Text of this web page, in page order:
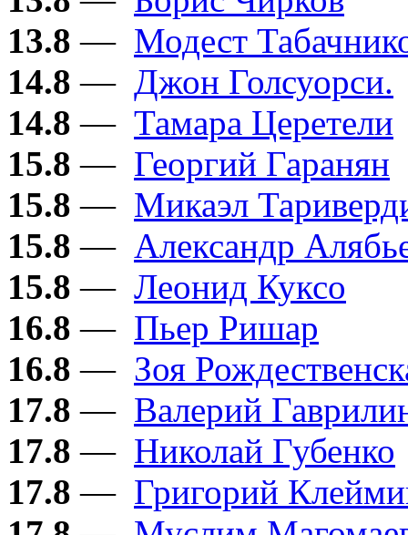
13.8 — Модест
14.8 — Джон Голсуорси.
14.8 — Тамара Церетели
15.8 — Георгий Гаранян
15.8 — Микаэл
15.8 — Александр
15.8 — Леонид Куксо
16.8 — Пьер Ришар
16.8 — Зоя
17.8 — Валерий
17.8 — Николай Губенко
17.8 — Григорий